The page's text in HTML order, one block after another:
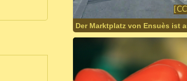
Der Marktplatz von Ensuès ist